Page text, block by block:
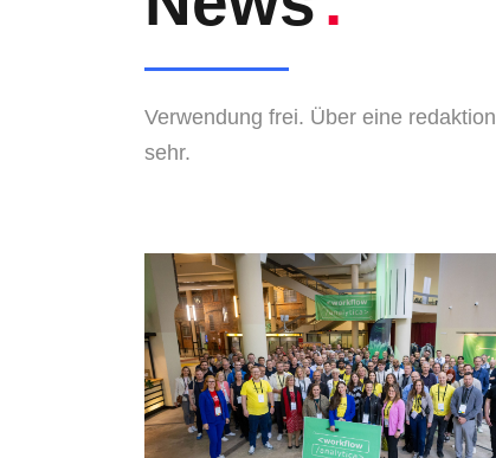
Verwendung frei. Über eine
sehr.